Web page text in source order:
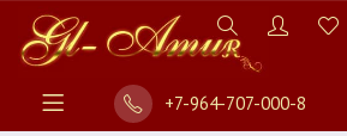
+7-964-707-000-8